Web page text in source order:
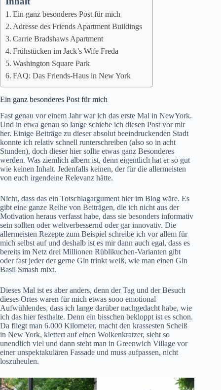
Ein ganz besonderes Post für mich
Adresse des Friends Apartment Buildings
Carrie Bradshaws Apartment
Frühstücken im Jack’s Wife Freda
Washington Square Park
FAQ: Das Friends-Haus in New York
Ein ganz besonderes Post für mich
Fast genau vor einem Jahr war ich das erste Mal in NewYork.
Und in etwa genau so lange schiebe ich diesen Post vor mir
her. Einige Beiträge zu dieser absolut beeindruckenden Stadt
konnte ich relativ schnell runterschreiben (also so in acht
Stunden), doch dieser hier sollte etwas ganz Besonderes
werden. Was ziemlich albern ist, denn eigentlich hat er so gut
wie keinen Inhalt. Jedenfalls keinen, der für die allermeisten
von euch irgendeine Relevanz hätte.
Nicht, dass das ein Totschlagargument hier im Blog wäre. Es
gibt eine ganze Reihe von Beiträgen, die ich nicht aus der
Motivation heraus verfasst habe, dass sie besonders informativ
sein sollten oder weltverbessernd oder gar innovativ. Die
allermeisten Rezepte zum Beispiel schreibe ich vor allem für
mich selbst auf und deshalb ist es mir dann auch egal, dass es
bereits im Netz drei Millionen Rüblikuchen-Varianten gibt
oder fast jeder der gerne Gin trinkt weiß, wie man einen Gin
Basil Smash mixt.
Dieses Mal ist es aber anders, denn der Tag und der Besuch
dieses Ortes waren für mich etwas sooo emotional
Aufwühlendes, dass ich lange darüber nachgedacht habe, wie
ich das hier festhalte. Denn ein bisschen bekloppt ist es schon.
Da fliegt man 6.000 Kilometer, macht den krassesten Scheiß
in New York, klettert auf einen Wolkenkratzer, sieht so
unendlich viel und dann steht man in Greenwich Village vor
einer unspektakulären Fassade und muss aufpassen, nicht
loszuheulen.